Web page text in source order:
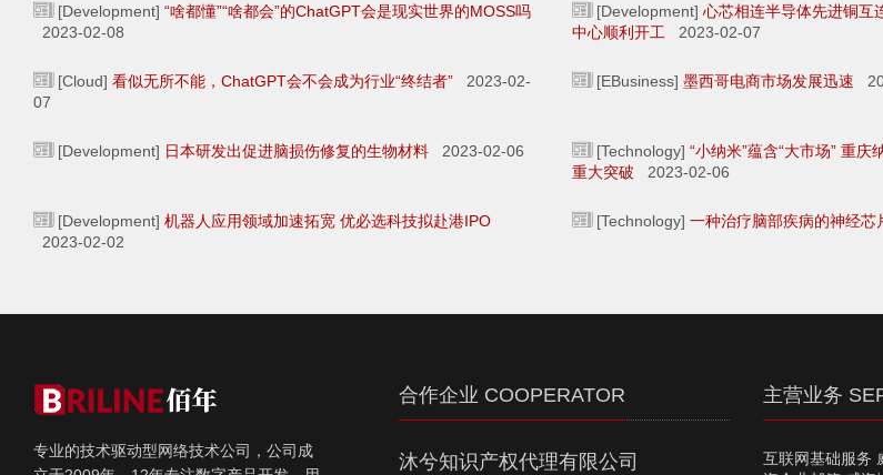
[Development] “啥都懂”“啥都会”的ChatGPT会是现实世界的MOSS吗
2023-02-08
[Development]心芯相连半导体先进铜互
中心顺利开工 2023-02-07
[Cloud] 看似无所不能，ChatGPT会不会成为行业“终结者” 2023-02-
07
[EBusiness]墨西哥电商市场发展迅速
[Development] 日本研发出促进脑损伤修复的生物材料 2023-02-06 [Technology]“小纳米”蕴含“大市场” 重
重大突破 2023-02-06
[Development] 机器人应用领域加速拓宽 优必选科技拟赴港IPO
2023-02-02
[Technology]一种治疗脑部疾病的神经芯
专业的技术驱动型网络技术公司，公司成
合作企业 COOPERATOR
沐兮知识产权代理有限公司
主营业务
互联网基础服务